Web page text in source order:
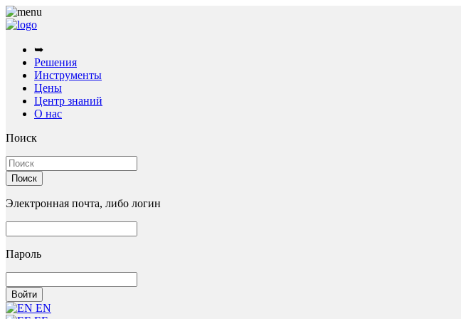
➥
Решения
Инструменты
Цены
Центр знаний
О нас
Поиск
Электронная почта, либо логин
Пароль
EN